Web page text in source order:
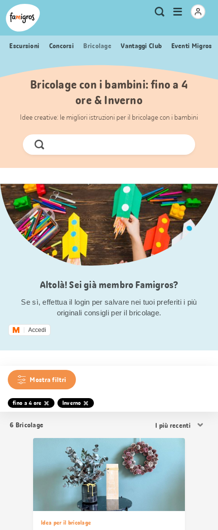
Navigazione
segnalibri
Header
Logo Metanavigazione
Ricerca
Apri
menu
Escursioni Concorsi Bricolage Vantaggi Club Eventi Migros
Bricolage con i bambini: fino a 4
ore & Inverno
Idee creative: le migliori istruzioni per il bricolage con i bambini
Cerca
ora
Altolà! Sei già membro Famigros?
Se sì, effettua il login per salvare nei tuoi preferiti i più
originali consigli per il bricolage.
Accedi
Mostra filtri
fino a 4 ore Inverno
6 Bricolage
i
risultati
Idea per il bricolage